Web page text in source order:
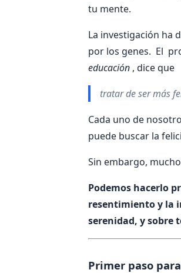
tu mente.
La investigación ha
por los genes. El
educación , dice que
tratar de ser más
Cada uno de
puede buscar la
Sin embargo,
Podemos hacerlo
resentimiento y la
serenidad, y sobre
Primer paso